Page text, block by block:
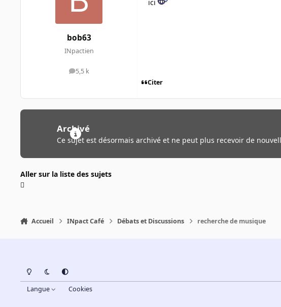
bob63
INpactien
5,5 k
messages
ici
Citer
Archivé
Ce sujet est désormais archivé et ne peut plus recevoir de
Aller sur la liste des sujets
Accueil INpact Café Débats et Discussions recherche de musique
Light ModeDark ModeSystem Preference
Langue Cookies